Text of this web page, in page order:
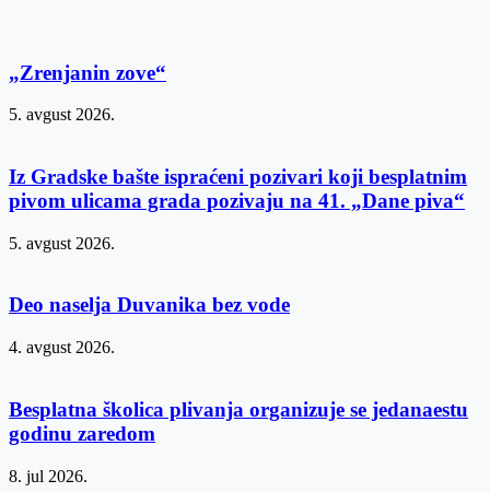
„Zrenjanin zove“
5. avgust 2026.
Iz Gradske bašte ispraćeni pozivari koji besplatnim
pivom ulicama grada pozivaju na 41. „Dane piva“
5. avgust 2026.
Deo naselja Duvanika bez vode
4. avgust 2026.
Besplatna školica plivanja organizuje se jedanaestu
godinu zaredom
8. jul 2026.